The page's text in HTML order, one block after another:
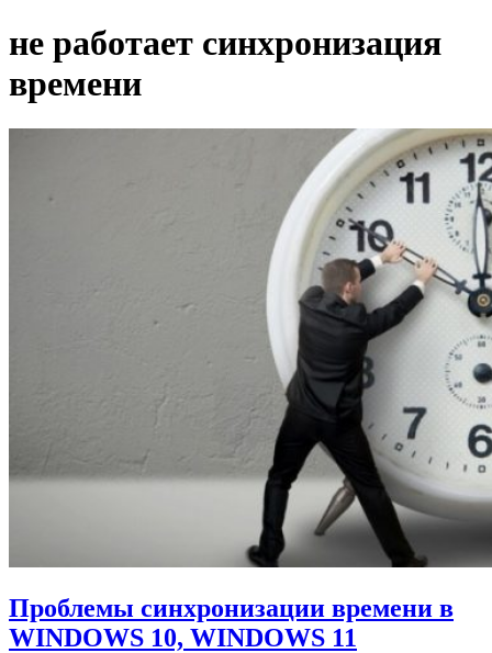
не работает синхронизация
времени
Проблемы синхронизации времени в
WINDOWS 10, WINDOWS 11